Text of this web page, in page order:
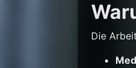
Die